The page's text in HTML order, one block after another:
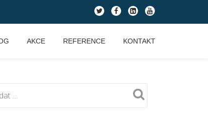
fa-
twitter
fa-
facebook
fa-
linkedin-
square
fa-
youtube
AKCE REFERENCE KONTAKT